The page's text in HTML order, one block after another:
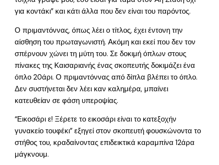
για κοντάκι” και κάτι άλλα που δεν είναι του παρόντος.
Ο πριμαντόννας, όπως λέει ο τίτλος, έχει έντονη την
αίσθηση του πρωταγωνιστή. Ακόμη και εκεί που δεν τον
σπέρνουν χώνει τη μύτη του. Σε δοκιμή όπλων στους
πίνακες της Καισαριανής ένας σκοπευτής δοκιμάζει ένα
όπλο 20άρι. Ο πριμαντόννας από δίπλα βλέπει το όπλο.
Δεν συστήνεται δεν λέει καν καλημέρα, μπαίνει
κατευθείαν σε φάση υπεροψίας.
“Εικοσάρι ε! Ξέρετε το εικοσάρι είναι το κατεξοχήν
γυνακείο τουφέκι” εξηγεί στον σκοπευτή φουσκώνοντα το
στήθος του, κραδαίνοντας επιδεικτικά καραμπίνα 12άρα
μάγκνουμ.